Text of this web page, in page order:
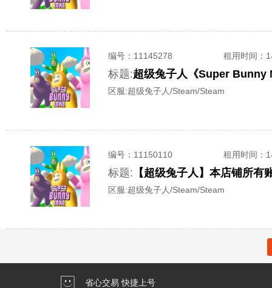
编号： 11145278 租用时间 ：
标题:超级兔子人《Super Bunny
区服:超级兔子人/Steam/Steam
编号： 11150110 租用时间 ：
标题: 【超级兔子人】本店铺所
区服:超级兔子人/Steam/Steam
省心交易 快捷上号